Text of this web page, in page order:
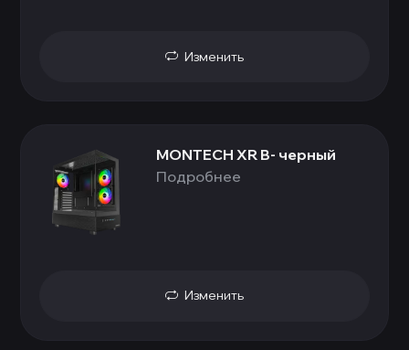
Изменить
MONTECH XR B- черный
Подробнее
Изменить